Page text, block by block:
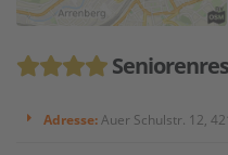
Adresse: Auer Schulstr. 12,